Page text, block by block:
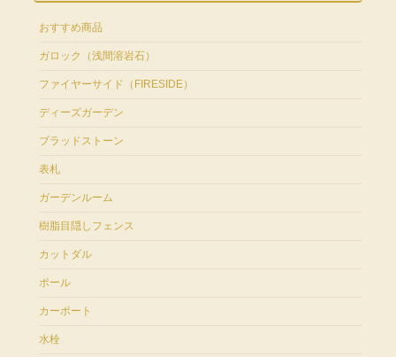
おすすめ商品
ガロック（浅間溶岩石）
ファイヤーサイド（FIRESIDE）
ディーズガーデン
ブラッドストーン
表札
ガーデンルーム
樹脂目隠しフェンス
カットダル
ポール
カーポート
水栓